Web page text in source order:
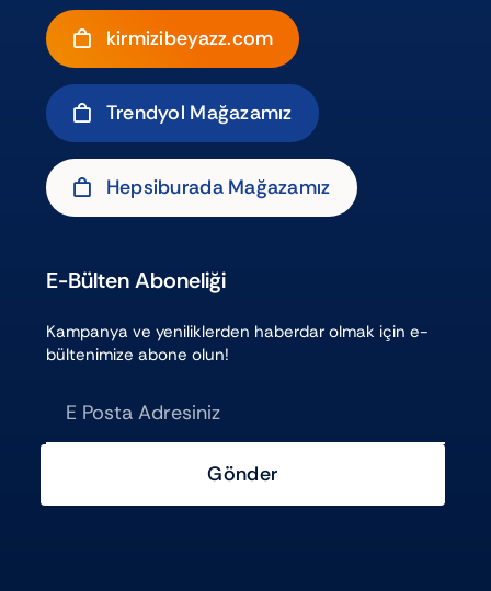
kirmizibeyazz.com
Trendyol Mağazamız
Hepsiburada Mağazamız
E-Bülten Aboneliği
Kampanya ve yeniliklerden haberdar olmak için e-
bültenimize abone olun!
Gönder